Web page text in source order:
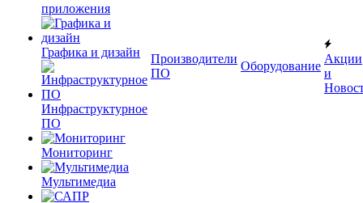
приложения
Графика и дизайн
Инфраструктурное
ПО
Мониторинг
Мультимедиа
Производители
ПО
Оборудование
Акции
и